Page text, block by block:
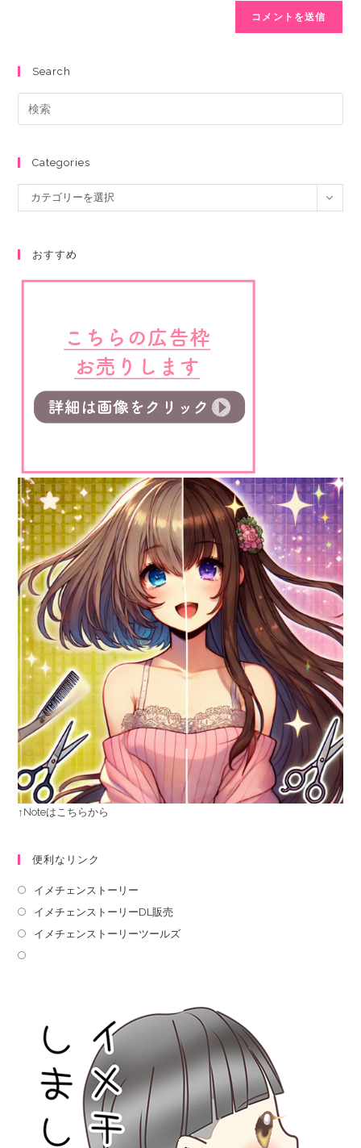
Search
Categories
カテゴリーを選択
おすすめ
↑Noteはこちらから
便利なリンク
イメチェンストーリー
イメチェンストーリーDL販売
イメチェンストーリーツールズ